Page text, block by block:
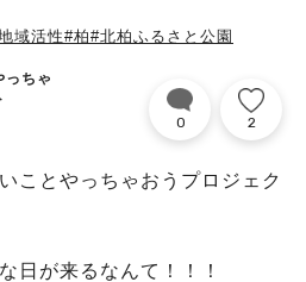
域活性#柏#北柏ふるさと公園
っちゃ
0 2
ことやっちゃおうプロジェク
日が来るなんて！！！